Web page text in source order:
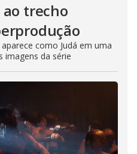
trecho
como Judá em uma
imagens da série